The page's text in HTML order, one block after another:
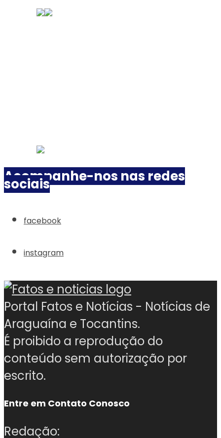
Acompanhe-nos nas redes
sociais
facebook
instagram
Portal Fatos e Notícias - Notícias de
Araguaína e Tocantins.
É proibido a reprodução do
conteúdo sem autorização por
escrito.
Entre em Contato Conosco
Redação: